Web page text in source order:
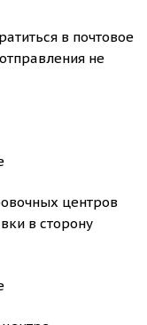
в почтовое
не
центров
в сторону